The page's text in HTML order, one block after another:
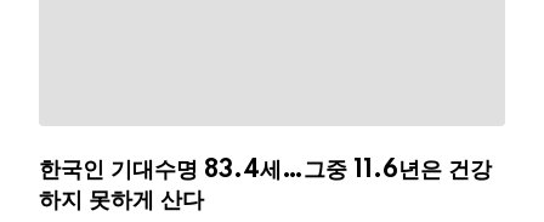
한국인 기대수명 83.4세…그중 11.6년은 건강
하지 못하게 산다